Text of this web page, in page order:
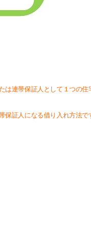
は連帯保証人として１つの住
保証人になる借り入れ方法で